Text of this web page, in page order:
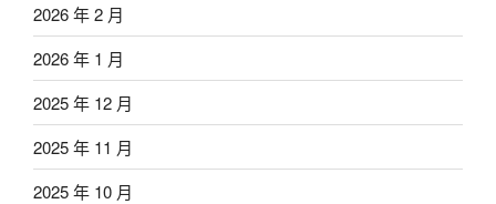
2026 年 2 月
2026 年 1 月
2025 年 12 月
2025 年 11 月
2025 年 10 月